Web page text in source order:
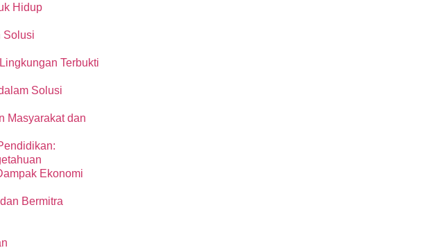
Hidup
Solusi
Terbukti
Solusi
Masyarakat dan
Ekonomi
Bermitra